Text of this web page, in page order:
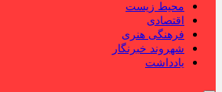
محیط زیست
اقتصادی
فرهنگی هنری
شهروند خبرنگار
یادداشت